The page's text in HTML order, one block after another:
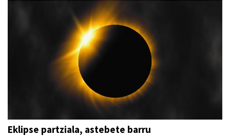
Eklipse partziala, astebete barru